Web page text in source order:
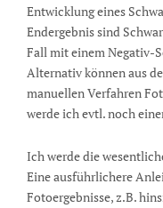
Entwicklung eines
Endergebnis sind
Fall mit einem Negativ-
Alternativ können aus
manuellen Verfahren
werde ich evtl. noch
Ich werde die
Eine ausführlichere
Fotoergebnisse, z.B.